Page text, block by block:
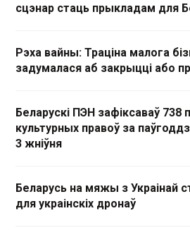
сцэнар стаць прыкладам для
Рэха вайны: Траціна малога
задумалася аб закрыцці або
Беларускі ПЭН зафіксаваў 738
культурных правоў за
3 жніўня
Беларусь на мяжы з Украінай
для украінскіх дронаў